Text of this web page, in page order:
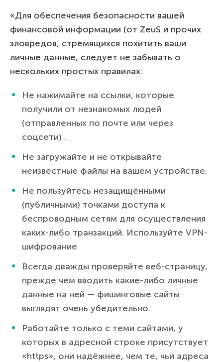
«Для обеспечения безопасности вашей
финансовой информации (от ZeuS и прочих
зловредов, стремящихся похитить ваши
личные данные, следует не забывать о
нескольких простых правилах:
Не нажимайте на ссылки, которые
получили от незнакомых людей
(отправленных по почте или через
соцсети) .
Не загружайте и не открывайте
неизвестные файлы на вашем устройстве.
Не пользуйтесь незащищёнными
(публичными) точками доступа к
беспроводным сетям для осуществления
каких-либо транзакций. Используйте VPN-
шифрование
Всегда дважды проверяйте веб-страницу,
прежде чем вводить какие-либо личные
данные на ней — фишинговые сайты
выглядят очень убедительно.
Работайте только с теми сайтами, у
которых в адресной строке присутствует
«https», они надёжнее, чем те, чьи адреса